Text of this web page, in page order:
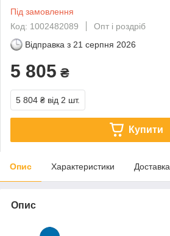
Під замовлення
Код: 1002482089
Опт і роздріб
Відправка з 21 серпня 2026
5 805 ₴
5 804 ₴ від 2 шт.
Купити
Опис Характеристики Доставка
Опис